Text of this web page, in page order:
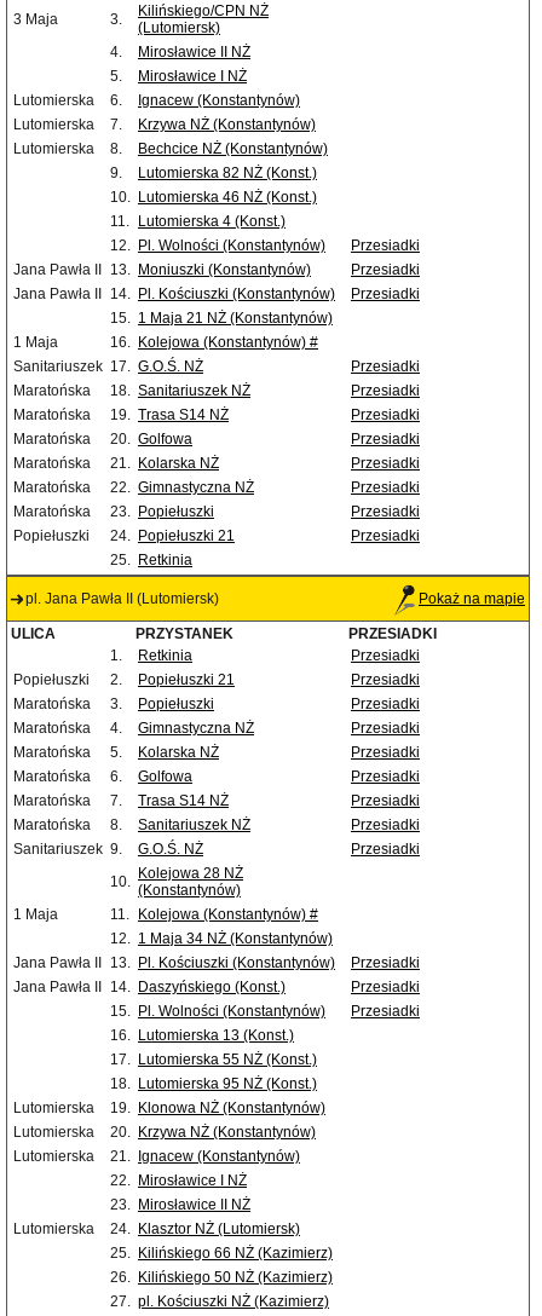
3 Maja
3.
Kilińskiego/CPN NŻ
(Lutomiersk)
4.
Mirosławice II NŻ
5.
Mirosławice I NŻ
Lutomierska
6.
Ignacew (Konstantynów)
Lutomierska
7.
Krzywa NŻ (Konstantynów)
Lutomierska
8.
Bechcice NŻ (Konstantynów)
9.
Lutomierska 82 NŻ (Konst.)
10. Lutomierska 46 NŻ (Konst.)
11.
Lutomierska 4 (Konst.)
12. Pl. Wolności (Konstantynów)
Przesiadki
Jana Pawła II
13. Moniuszki (Konstantynów)
Przesiadki
Jana Pawła II
14. Pl. Kościuszki (Konstantynów)
Przesiadki
15. 1 Maja 21 NŻ (Konstantynów)
1 Maja
16. Kolejowa (Konstantynów) #
Sanitariuszek 17. G.O.Ś. NŻ
Przesiadki
Maratońska
18. Sanitariuszek NŻ
Przesiadki
Maratońska
19. Trasa S14 NŻ
Przesiadki
Maratońska
20. Golfowa
Przesiadki
Maratońska
21. Kolarska NŻ
Przesiadki
Maratońska
22. Gimnastyczna NŻ
Przesiadki
Maratońska
23. Popiełuszki
Przesiadki
Popiełuszki
24. Popiełuszki 21
Przesiadki
25. Retkinia
pl. Jana Pawła II (Lutomiersk) Pokaż na mapie
ULICA PRZYSTANEK
PRZESIADKI
1.
Retkinia
Przesiadki
Popiełuszki
2. Popiełuszki 21
Przesiadki
Maratońska
3. Popiełuszki
Przesiadki
Maratońska
4. Gimnastyczna NŻ
Przesiadki
Maratońska
5. Kolarska NŻ
Przesiadki
Maratońska
6. Golfowa
Przesiadki
Maratońska
7. Trasa S14 NŻ
Przesiadki
Maratońska
8. Sanitariuszek NŻ
Przesiadki
Sanitariuszek 9. G.O.Ś. NŻ
Przesiadki
10. Kolejowa 28 NŻ
(Konstantynów)
1 Maja
11.
Kolejowa (Konstantynów) #
12. 1 Maja 34 NŻ (Konstantynów)
Jana Pawła II
13. Pl. Kościuszki (Konstantynów)
Przesiadki
Jana Pawła II
14. Daszyńskiego (Konst.)
Przesiadki
15. Pl. Wolności (Konstantynów)
Przesiadki
16. Lutomierska 13 (Konst.)
17. Lutomierska 55 NŻ (Konst.)
18. Lutomierska 95 NŻ (Konst.)
Lutomierska
19. Klonowa NŻ (Konstantynów)
Lutomierska
20. Krzywa NŻ (Konstantynów)
Lutomierska
21.
Ignacew (Konstantynów)
22. Mirosławice I NŻ
23. Mirosławice II NŻ
Lutomierska
24. Klasztor NŻ (Lutomiersk)
25. Kilińskiego 66 NŻ (Kazimierz)
26. Kilińskiego 50 NŻ (Kazimierz)
27. pl. Kościuszki NŻ (Kazimierz)